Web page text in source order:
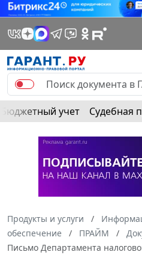
Бюджетный учет Судебная
Продукты и услуги
обеспечение
ПРАЙМ
Письмо Департамента